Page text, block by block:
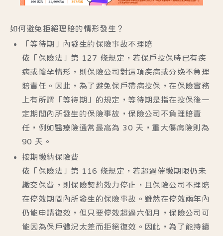
如何避免拒絕理賠的情形發生？
「等待期」內發生的保險事故不理賠
依「保險法」第 127 條規定，若保戶投保時已有疾
病或懷孕情形，則保險公司對這項疾病或分娩不負理
賠責任。因此，為了避免保戶帶病投保，在保險實務
上有所謂「等待期」的規定，等待期是指在投保後一
定期間內所發生的保險事故，保險公司不負理賠責
任，例如醫療險通常最高為 30 天，重大傷病險則為
90 天。
按期繳納保險費
依「保險法」第 116 條規定，若超過催繳期限仍未
繳交保費，則保險契約效力停止，且保險公司不理賠
在停效期間內所發生的保險事故。雖然在停效兩年內
仍能申請復效，但只要停效超過六個月，保險公司可
能因為保戶體況太差而拒絕復效。因此，為了能持續